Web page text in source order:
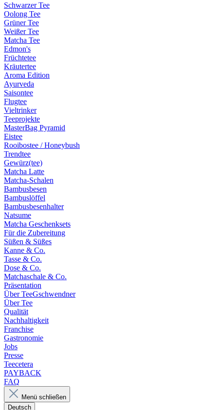
Schwarzer Tee
Oolong Tee
Grüner Tee
Weißer Tee
Matcha Tee
Edmon's
Früchtetee
Kräutertee
Aroma Edition
Ayurveda
Saisontee
Flugtee
Vieltrinker
Teeprojekte
MasterBag Pyramid
Eistee
Rooibostee / Honeybush
Trendtee
Gewürz(tee)
Matcha Latte
Matcha-Schalen
Bambusbesen
Bambuslöffel
Bambusbesenhalter
Natsume
Matcha Geschenksets
Für die Zubereitung
Süßen & Süßes
Kanne & Co.
Tasse & Co.
Dose & Co.
Matchaschale & Co.
Präsentation
Über TeeGschwendner
Über Tee
Qualität
Nachhaltigkeit
Franchise
Gastronomie
Jobs
Presse
Teecetera
PAYBACK
FAQ
Menü schließen
Deutsch